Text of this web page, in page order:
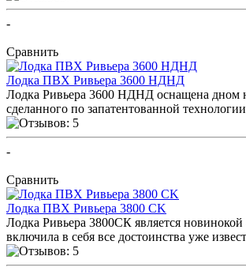
-
Сравнить
Лодка ПВХ Ривьера 3600 НДНД
Лодка Ривьера 3600 НДНД оснащена дном
сделанного по запатентованной
-
Сравнить
Лодка ПВХ Ривьера 3800 CK
Лодка Ривьера 3800СК является новинокой
включила в себя все достоинства уже